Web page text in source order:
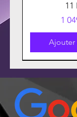
11
Prix
1
Ajouter